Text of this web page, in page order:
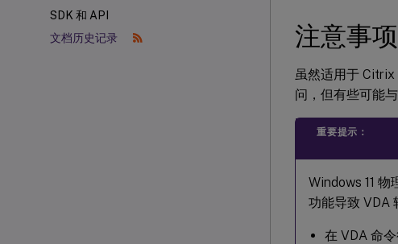
SDK 和 API
文档历史记录
注意事项
虽然适用于
问，但有些可能
重要提示：
Windows 11
功能导致 VDA
在 VDA 命